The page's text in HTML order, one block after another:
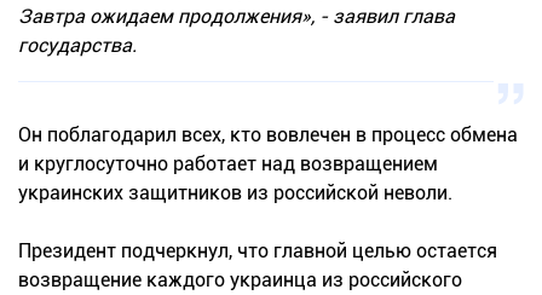
Завтра ожидаем продолжения», - заявил глава
государства.
Он поблагодарил всех, кто вовлечен в процесс обмена
и круглосуточно работает над возвращением
украинских защитников из российской неволи.
Президент подчеркнул, что главной целью остается
возвращение каждого украинца из российского